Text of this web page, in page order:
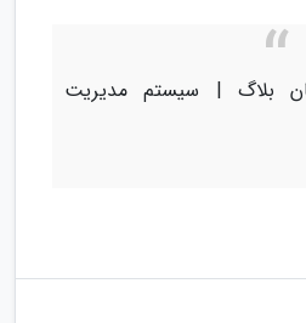
بلاگ | سیستم مدیریت